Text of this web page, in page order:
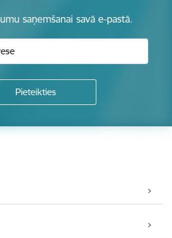
saņemšanai savā e-pastā.